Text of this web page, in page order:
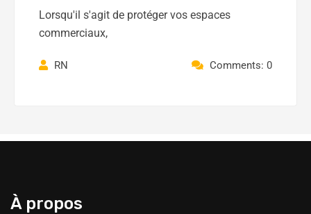
Lorsqu'il s'agit de protéger vos espaces
commerciaux,
RN Comments: 0
À propos